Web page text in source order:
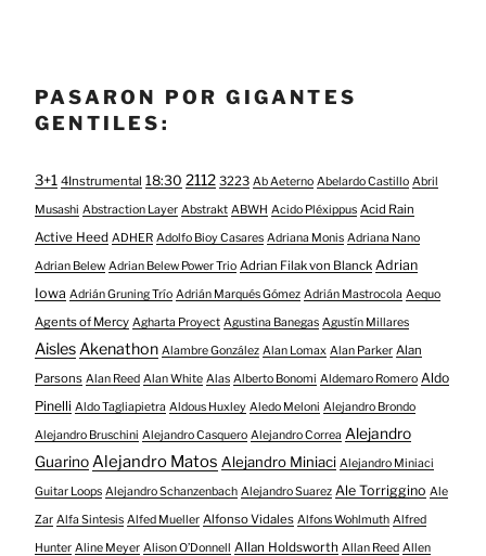
PASARON POR GIGANTES
GENTILES:
3+1 4Instrumental 18:30 2112 3223 Ab Aeterno Abelardo Castillo Abril
Musashi Abstraction Layer Abstrakt ABWH Acido Pléxippus Acid Rain
Active Heed ADHER Adolfo Bioy Casares Adriana Monis Adriana Nano
Adrian Belew Adrian Belew Power Trio Adrian Filak von Blanck Adrian
Iowa Adrián Gruning Trío Adrián Marqués Gómez Adrián Mastrocola Aequo
Agents of Mercy Agharta Proyect Agustina Banegas Agustín Millares
AislesAkenathon Alambre González Alan Lomax Alan Parker Alan
Parsons Alan Reed Alan White Alas Alberto Bonomi Aldemaro Romero Aldo
Pinelli Aldo Tagliapietra Aldous Huxley Aledo Meloni Alejandro Brondo
Alejandro Bruschini Alejandro Casquero Alejandro Correa Alejandro
GuarinoAlejandro Matos Alejandro Miniaci Alejandro Miniaci
Guitar Loops Alejandro Schanzenbach Alejandro Suarez Ale Torriggino Ale
Zar Alfa Sintesis Alfed Mueller Alfonso Vidales Alfons Wohlmuth Alfred
Hunter Aline Meyer Alison O​’​Donnell Allan Holdsworth Allan Reed Allen